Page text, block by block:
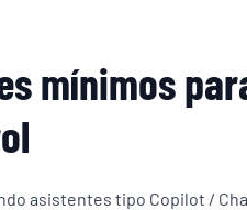
mínimos
asistentes tipo Copilot /